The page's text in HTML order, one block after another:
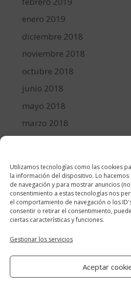
Utilizamos tecnologías como las cookies
la información del dispositivo. Lo
de navegación y para mostrar anuncios
consentimiento a estas tecnologías nos
el comportamiento de navegación o los
consentir o retirar el consentimiento,
ciertas características y funciones.
Gestionar los servicios
Aceptar
enero 2019
diciembre 2018
noviembre 2018
octubre 2018
junio 2018
mayo 2018
marzo 2018
diciembre 2017
Categorías
cocina y recetas
general
lifestyle
manualidades-diy